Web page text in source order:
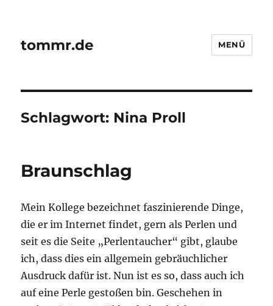
tommr.de MENÜ
Schlagwort: Nina Proll
Braunschlag
Mein Kollege bezeichnet faszinierende Dinge,
die er im Internet findet, gern als Perlen und
seit es die Seite „Perlentaucher“ gibt, glaube
ich, dass dies ein allgemein gebräuchlicher
Ausdruck dafür ist. Nun ist es so, dass auch ich
auf eine Perle gestoßen bin. Geschehen in